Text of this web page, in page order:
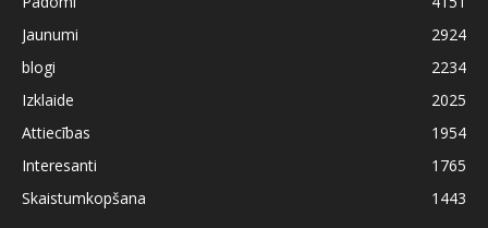
Jaunumi
2924
blogi
2234
Izklaide
2025
Attiecības
1954
Interesanti
1765
Skaistumkopšana
1443